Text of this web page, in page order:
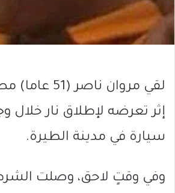
لقي مروان
إثر تعرضه لإطلاق نار خلال
سيارة في مدينة الطيرة.
وفي وقتٍ لاحق، وصلت